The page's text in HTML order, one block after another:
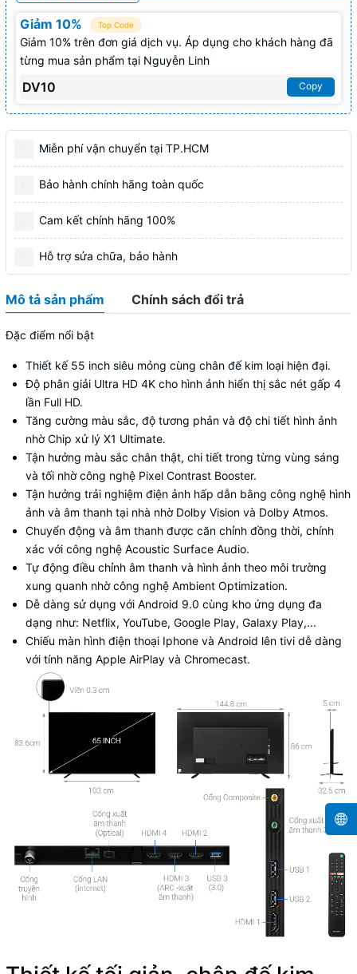
Giảm 10% Top Code
Giảm 10% trên đơn giá dịch vụ. Áp dụng cho khách hàng đã
từng mua sản phẩm tại Nguyễn Linh
DV10 Copy
Miễn phí vận chuyển tại TP.HCM
Bảo hành chính hãng toàn quốc
Cam kết chính hãng 100%
Hỗ trợ sửa chữa, bảo hành
Mô tả sản phẩm Chính sách đổi trả
Đặc điểm nổi bật
Thiết kế 55 inch siêu mỏng cùng chân đế kim loại hiện đại.
Độ phân giải Ultra HD 4K cho hình ảnh hiển thị sắc nét gấp 4
lần Full HD.
Tăng cường màu sắc, độ tương phản và độ chi tiết hình ảnh
nhờChip xử lý X1 Ultimate.
Tận hưởng màu sắc chân thật, chi tiết trong từng vùng sáng
và tối nhờ công nghệ Pixel Contrast Booster.
Tận hưởng trải nghiệm điện ảnh hấp dẫn bằng công nghệ hình
ảnh và âm thanh tại nhà nhờ Dolby Vision và Dolby Atmos.
Chuyển động và âm thanh được căn chỉnh đồng thời, chính
xác với công nghệ Acoustic Surface Audio.
Tự động điều chỉnh âm thanh và hình ảnh theo môi trường
xung quanh nhờ công nghệ Ambient Optimization.
Dễ dàng sử dụng với Android 9.0 cùng kho ứng dụng đa
dạng như: Netflix, YouTube, Google Play, Galaxy Play,...
Chiếu màn hình điện thoại Iphone và Android lên tivi dễ dàng
với tính năng Apple AirPlay và Chromecast.